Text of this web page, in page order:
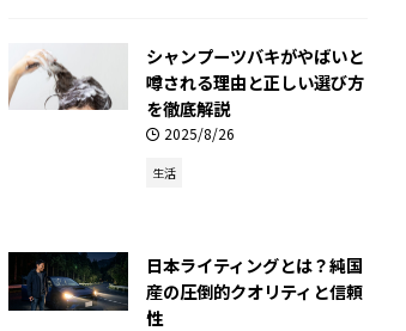
シャンプーツバキがやばいと
噂される理由と正しい選び方
を徹底解説
2025/8/26
生活
日本ライティングとは？純国
産の圧倒的クオリティと信頼
性